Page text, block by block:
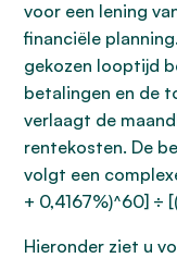
voor een lening
financiële
gekozen looptijd
betalingen en de
verlaagt de
rentekosten. De
volgt een
+ 0,4167%)^60] ÷
Hieronder ziet u